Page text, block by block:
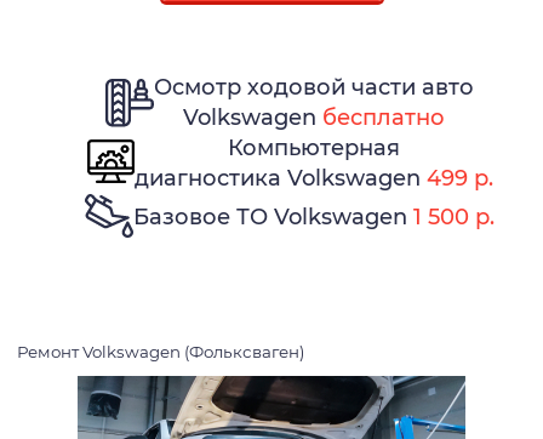
Осмотр ходовой части авто
Volkswagen бесплатно
Компьютерная
диагностика Volkswagen 499 р.
Базовое ТО Volkswagen 1 500 р.
Ремонт Volkswagen (Фольксваген)